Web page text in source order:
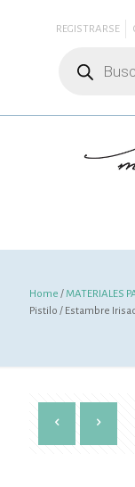
REGISTRARSE
productos
Home /MATERIALES
Pistilo / Estambre